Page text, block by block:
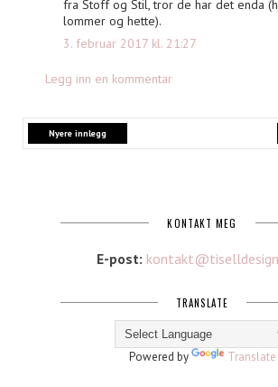
fra Stoff og Stil, tror de har det enda
lommer og hette).
3. februar 2017 kl. 21:27
Legg inn en kommentar
Nyere innlegg
KONTAKT MEG
E-post:
TRANSLATE
Powered by Translate